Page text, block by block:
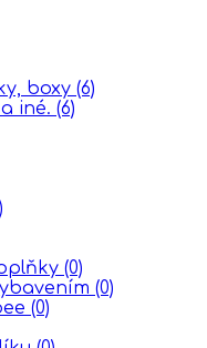
boxy (6)
iné. (6)
(0)
(0)
(0)